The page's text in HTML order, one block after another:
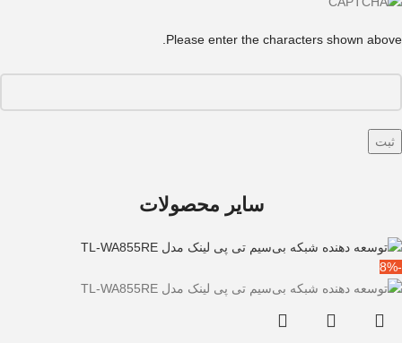
Please enter the characters shown above.
سایر محصولات
-8%